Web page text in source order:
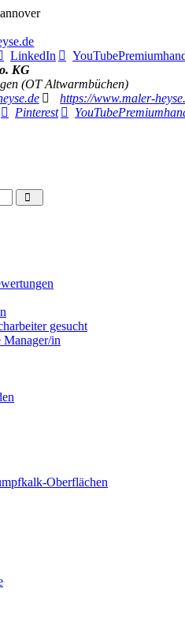
LinkedIn YouTube
KG
(OT Altwarmbüchen)
https://www.maler-
Pinterest YouTube
gesucht
Manager/in
Oberflächen